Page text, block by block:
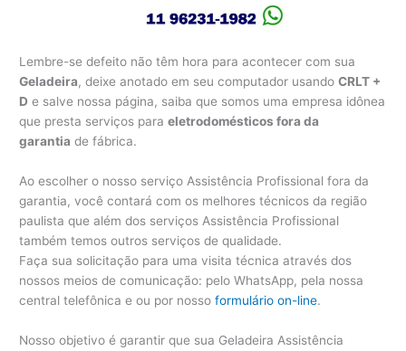
Lembre-se defeito não têm hora para acontecer com sua
Geladeira, deixe anotado em seu computador usandoCRLT +
D e salve nossa página, saiba que somos uma empresa idônea
que presta serviços paraeletrodomésticos fora da
garantia de fábrica.
Ao escolher o nosso serviço Assistência Profissional fora da
garantia, você contará com os melhores técnicos da região
paulista que além dos serviços Assistência Profissional
também temos outros serviços de qualidade.
Faça sua solicitação para uma visita técnica através dos
nossos meios de comunicação: pelo WhatsApp, pela nossa
central telefônica e ou por nossoformulário on-line.
Nosso objetivo é garantir que sua Geladeira Assistência